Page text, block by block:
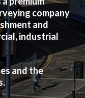
company
and
industrial
and the